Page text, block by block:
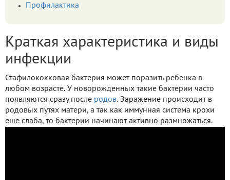
Профилактика
Краткая характеристика и виды
инфекции
Стафилококковая бактерия может поразить ребенка в
любом возрасте. У новорожденных такие бактерии часто
появляются сразу после родов. Заражение происходит в
родовых путях матери, а так как иммунная система крохи
еще слаба, то бактерии начинают активно размножаться.